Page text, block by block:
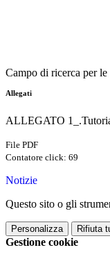
Campo di ricerca per
Allegati
ALLEGATO
File PDF
Contatore click: 69
Notizie
Questo sito o gli
Personalizza Rifiuta
Gestione cookie